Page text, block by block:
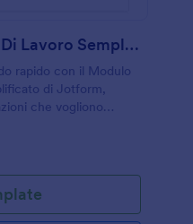
Modulo Di Domanda Di Lavoro Semplificato
rapido con il Modulo
di Jotform,
che vogliono